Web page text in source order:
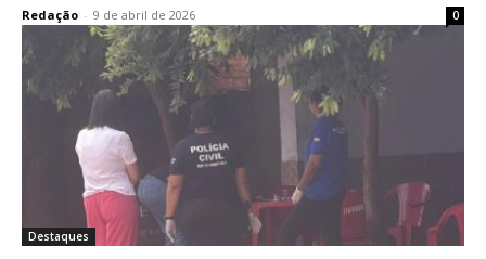
Redação - 9 de abril de 2026 0
Destaques